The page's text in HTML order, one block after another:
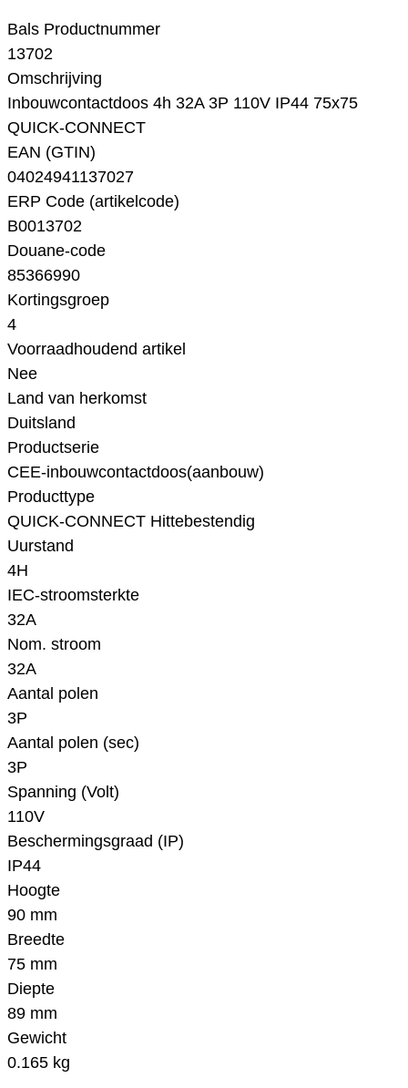
Bals Productnummer
13702
Omschrijving
Inbouwcontactdoos 4h 32A 3P 110V IP44 75x75
QUICK-CONNECT
EAN (GTIN)
04024941137027
ERP Code (artikelcode)
B0013702
Douane-code
85366990
Kortingsgroep
4
Voorraadhoudend artikel
Nee
Land van herkomst
Duitsland
Productserie
CEE-inbouwcontactdoos(aanbouw)
Producttype
QUICK-CONNECT Hittebestendig
Uurstand
4H
IEC-stroomsterkte
32A
Nom. stroom
32A
Aantal polen
3P
Aantal polen (sec)
3P
Spanning (Volt)
110V
Beschermingsgraad (IP)
IP44
Hoogte
90 mm
Breedte
75 mm
Diepte
89 mm
Gewicht
0.165 kg